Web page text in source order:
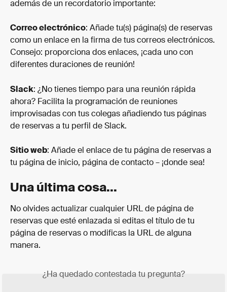
además de un recordatorio importante:
Correo electrónico: Añade tu(s) página(s) de reservas
como un enlace en la firma de tus correos electrónicos.
Consejo: proporciona dos enlaces, ¡cada uno con
diferentes duraciones de reunión!
Slack: ¿No tienes tiempo para una reunión rápida
ahora? Facilita la programación de reuniones
improvisadas con tus colegas añadiendo tus páginas
de reservas a tu perfil de Slack.
Sitio web: Añade el enlace de tu página de reservas a
tu página de inicio, página de contacto – ¡donde sea!
Una última cosa...
No olvides actualizar cualquier URL de página de
reservas que esté enlazada si editas el título de tu
página de reservas o modificas la URL de alguna
manera.
¿Ha quedado contestada tu pregunta?